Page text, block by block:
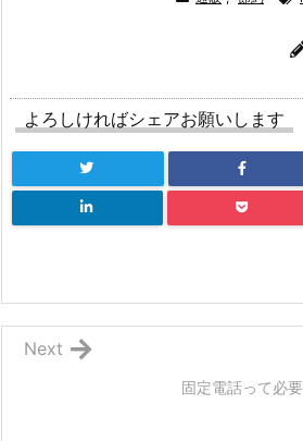
よろしければシェアお願いします
固定電話って必
Next